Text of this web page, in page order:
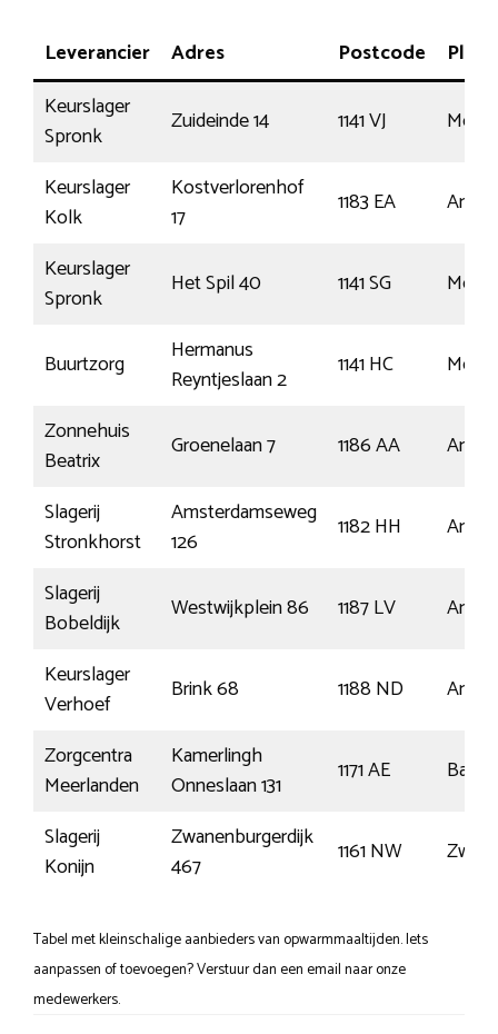
Leverancier Adres Postcode
Keurslager
Spronk
Zuideinde 14 1141 VJ
Keurslager
Kolk
Kostverlorenhof
17
1183 EA
Keurslager
Spronk
Het Spil 40 1141 SG
Buurtzorg
Hermanus
Reyntjeslaan 2
1141 HC
Zonnehuis
Beatrix
Groenelaan 7 1186 AA
Slagerij
Stronkhorst
Amsterdamseweg
126
1182 HH
Slagerij
Bobeldijk
Westwijkplein 86 1187 LV
Keurslager
Verhoef
Brink 68 1188 ND
Zorgcentra
Meerlanden
Kamerlingh
Onneslaan 131
1171 AE
Slagerij
Konijn
Zwanenburgerdijk
467
1161 NW
Tabel met kleinschalige aanbieders van opwarmmaaltijden. Iets
aanpassen of toevoegen? Verstuur dan een email naar onze
medewerkers.